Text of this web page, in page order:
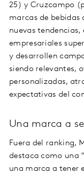
25) y Cruzcampo
marcas de bebidas
nuevas
empresariales
y desarrollen
siendo relevantes,
personalizadas,
expectativas del
Una marca a
Fuera del ranking,
destaca como una
una marca a tener